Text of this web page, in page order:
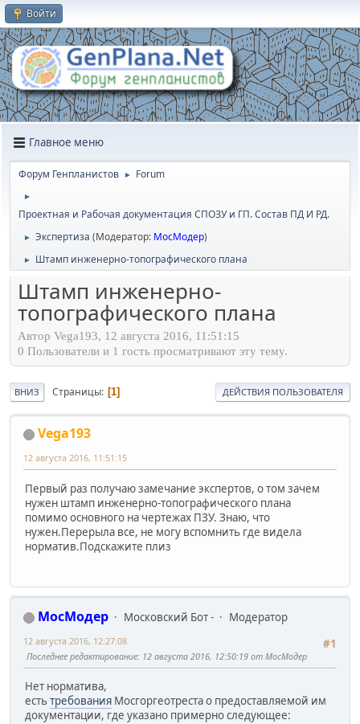
Войти
Главное меню
Форум Генпланистов ► Forum
►
Проектная и Рабочая документация СПОЗУ и ГП. Состав ПД И РД.
► Экспертиза (Модератор: МосМодер)
► Штамп инженерно-топографического плана
Штамп инженерно-
топографического плана
Автор Vega193, 12 августа 2016, 11:51:15
0 Пользователи и 1 гость просматривают эту тему.
ВНИЗ Страницы 1 ДЕЙСТВИЯ ПОЛЬЗОВАТЕЛЯ
Vega193
12 августа 2016, 11:51:15
Первый раз получаю замечание экспертов, о том зачем
нужен штамп инженерно-топографического плана
помимо основного на чертежах ПЗУ. Знаю, что
нужен.Перерыла все, не могу вспомнить где видела
норматив.Подскажите плиз
МосМодер Московский Бот -
Модератор
#1
12 августа 2016, 12:27:08
Последнее редактирование: 12 августа 2016, 12:50:19 от МосМодер
Нет норматива,
естьтребования Мосгоргеотреста о предоставляемой им
документации, где указано примерно следующее: